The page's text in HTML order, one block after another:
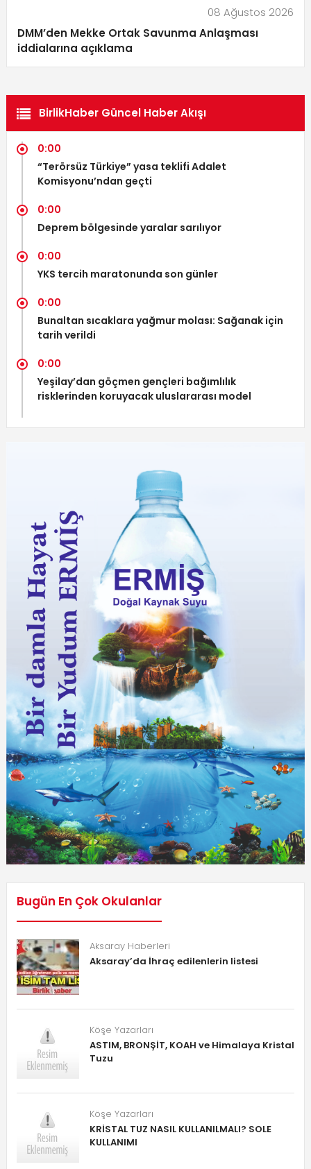
08 Ağustos 2026
DMM’den Mekke Ortak Savunma Anlaşması
iddialarına açıklama
BirlikHaber Güncel Haber Akışı
0:00
“Terörsüz Türkiye” yasa teklifi Adalet
Komisyonu’ndan geçti
0:00
Deprem bölgesinde yaralar sarılıyor
0:00
YKS tercih maratonunda son günler
0:00
Bunaltan sıcaklara yağmur molası: Sağanak için
tarih verildi
0:00
Yeşilay’dan göçmen gençleri bağımlılık
risklerinden koruyacak uluslararası model
Bugün En Çok Okulanlar
Aksaray Haberleri
Aksaray’da İhraç edilenlerin listesi
Köşe Yazarları
ASTIM, BRONŞİT, KOAH ve Himalaya Kristal
Tuzu
Köşe Yazarları
KRİSTAL TUZ NASIL KULLANILMALI? SOLE
KULLANIMI